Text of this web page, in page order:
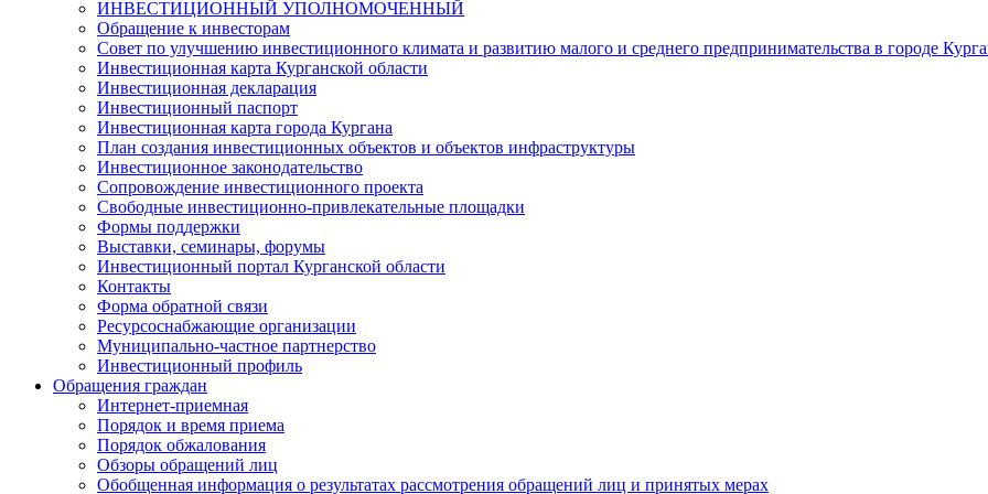
ИНВЕСТИЦИОННЫЙ УПОЛНОМОЧЕННЫЙ
Обращение к инвесторам
Совет по улучшению инвестиционного климата и развитию малого и среднего предпринимательства в городе
Инвестиционная карта Курганской области
Инвестиционная декларация
Инвестиционный паспорт
Инвестиционная карта города Кургана
План создания инвестиционных объектов и объектов инфраструктуры
Инвестиционное законодательство
Сопровождение инвестиционного проекта
Свободные инвестиционно-привлекательные площадки
Формы поддержки
Выставки, семинары, форумы
Инвестиционный портал Курганской области
Контакты
Форма обратной связи
Ресурсоснабжающие организации
Муниципально-частное партнерство
Инвестиционный профиль
Обращения граждан
Интернет-приемная
Порядок и время приема
Порядок обжалования
Обзоры обращений лиц
Обобщенная информация о результатах рассмотрения обращений лиц и принятых мерах